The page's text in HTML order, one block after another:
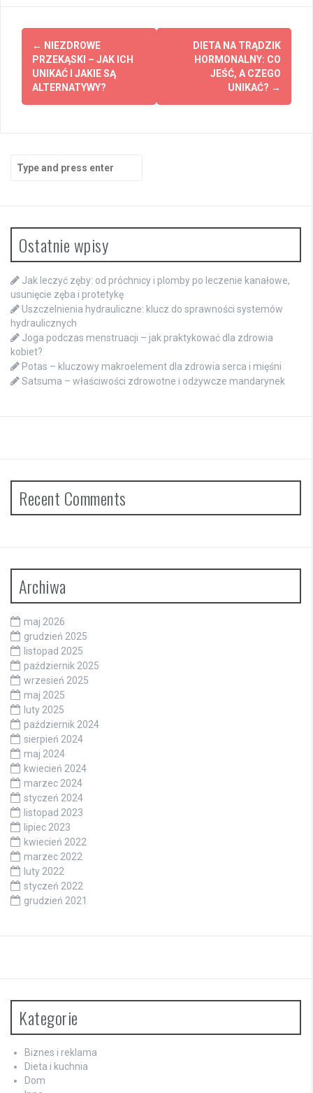
Post
navigation
← NIEZDROWE
PRZEKĄSKI – JAK ICH
UNIKAĆ I JAKIE SĄ
ALTERNATYWY?
DIETA NA TRĄDZIK
HORMONALNY: CO
JEŚĆ, A CZEGO
UNIKAĆ? →
Search
for:
Ostatnie wpisy
Jak leczyć zęby: od próchnicy i plomby po leczenie kanałowe,
usunięcie zęba i protetykę
Uszczelnienia hydrauliczne: klucz do sprawności systemów
hydraulicznych
Joga podczas menstruacji – jak praktykować dla zdrowia
kobiet?
Potas – kluczowy makroelement dla zdrowia serca i mięśni
Satsuma – właściwości zdrowotne i odżywcze mandarynek
Recent Comments
Archiwa
maj 2026
grudzień 2025
listopad 2025
październik 2025
wrzesień 2025
maj 2025
luty 2025
październik 2024
sierpień 2024
maj 2024
kwiecień 2024
marzec 2024
styczeń 2024
listopad 2023
lipiec 2023
kwiecień 2022
marzec 2022
luty 2022
styczeń 2022
grudzień 2021
Kategorie
Biznes i reklama
Dieta i kuchnia
Dom